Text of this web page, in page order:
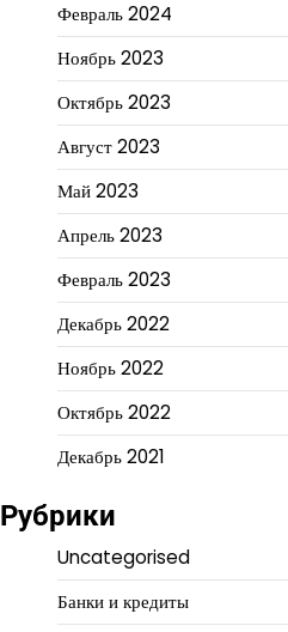
Февраль 2024
Ноябрь 2023
Октябрь 2023
Август 2023
Май 2023
Апрель 2023
Февраль 2023
Декабрь 2022
Ноябрь 2022
Октябрь 2022
Декабрь 2021
Рубрики
Uncategorised
Банки и кредиты